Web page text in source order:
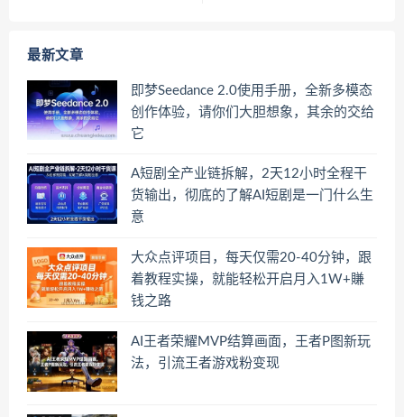
最新文章
即梦Seedance 2.0使用手册，全新多模态
创作体验，请你们大胆想象，其余的交给
它
A短剧全产业链拆解，2天12小时全程干
货输出，彻底的了解AI短剧是一门什么生
意
大众点评项目，每天仅需20-40分钟，跟
着教程实操，就能轻松开启月入1W+賺
钱之路
AI王者荣耀MVP结算画面，王者P图新玩
法，引流王者游戏粉变现